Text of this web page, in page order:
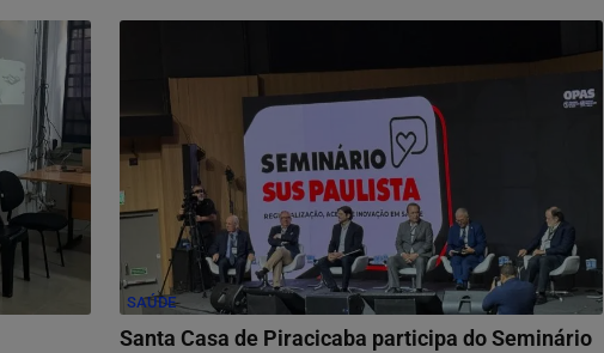
SAÚDE
Santa Casa de Piracicaba participa do Seminário